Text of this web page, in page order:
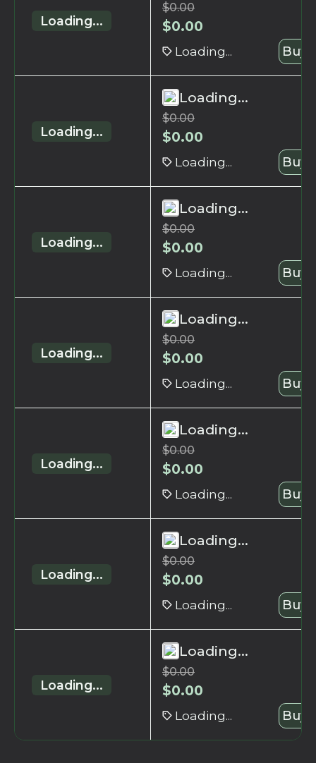
Loading...
$0.00
$0.00
Loading... Buy
Loading...
Loading...
$0.00
$0.00
Loading... Buy
Loading...
Loading...
$0.00
$0.00
Loading... Buy
Loading...
Loading...
$0.00
$0.00
Loading... Buy
Loading...
Loading...
$0.00
$0.00
Loading... Buy
Loading...
Loading...
$0.00
$0.00
Loading... Buy
Loading...
Loading...
$0.00
$0.00
Loading... Buy